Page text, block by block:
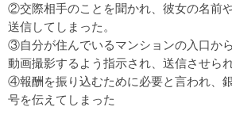
②交際相手のことを聞かれ、彼女の名前
送信してしまった。
③自分が住んでいるマンションの入口か
動画撮影するよう指示され、送信させられ
④報酬を振り込むために必要と言われ、
号を伝えてしまった